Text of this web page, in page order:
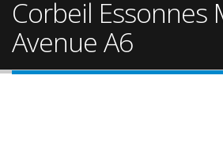
Corbeil Essonnes
Avenue A6